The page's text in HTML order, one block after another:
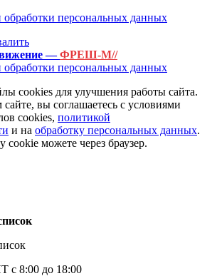
персональных данных
—ФРЕШ-М//
персональных данных
cookies для улучшения работы сайта.
вы соглашаетесь с условиями
cookies, политикой
и на обработку персональных данных.
cookie можете через браузер.
с 8:00 до 18:00